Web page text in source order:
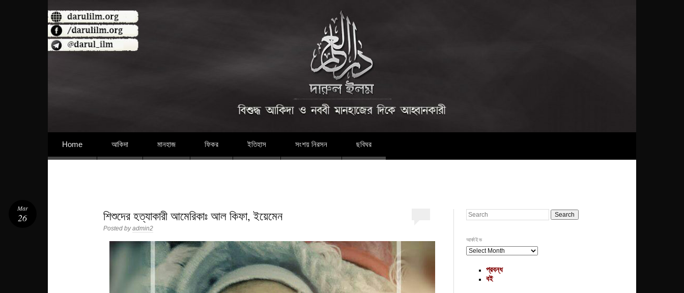
Skip to content
Home আকিদা মানহাজ ফিকর ইতিহাস সংশয় নিরসন ছবিঘর
শিশুদের হত্যাকারী আমেরিকাঃ আল কিফা, ইয়েমেন
Posted byadmin2
Mar
26 Search
আর্কাইভ
আর্কাইভ
প্রবন্ধ
বই